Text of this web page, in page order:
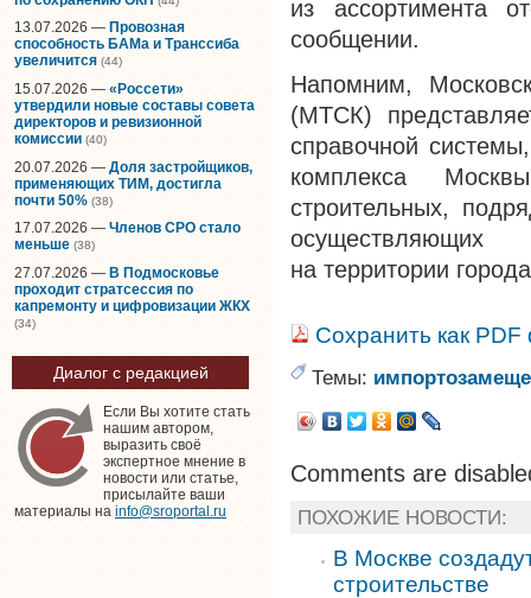
13.07.2026 — Провозная
способность БАМа и Транссиба
увеличится (44)
15.07.2026 — «Россети»
утвердили новые составы совета
директоров и ревизионной
комиссии (40)
20.07.2026 — Доля застройщиков,
применяющих ТИМ, достигла
почти 50% (38)
17.07.2026 — Членов СРО стало
меньше (38)
27.07.2026 — В Подмосковье
проходит стратсессия по
капремонту и цифровизации ЖКХ
(34)
Диалог с редакцией
Если Вы хотите стать
нашим автором,
выразить своё
экспертное мнение в
новости или статье,
присылайте ваши
материалы на info@sroportal.ru
из ассортимента
сообщении.
Напомним,
(МТСК)
справочной
комплекса
строительных,
осуществляющих
на территории
Сохранить как
Темы:
Comments are
ПОХОЖИЕ НОВОСТИ:
В Москве
строительстве